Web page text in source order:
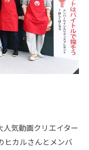
気動画クリエイター
ヒカルさんとメンバ